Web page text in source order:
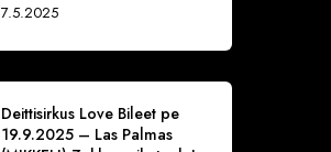
7.5.2025
Deittisirkus Love Bileet pe
19.9.2025 – Las Palmas